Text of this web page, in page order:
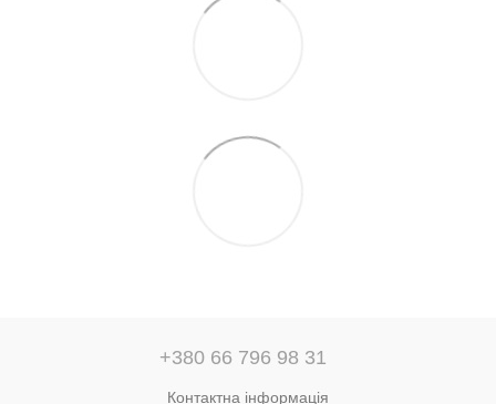
+380 66 796 98 31
Контактна інформація